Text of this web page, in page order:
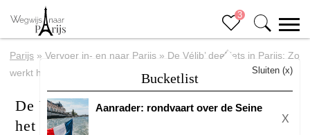
3
Bucketlist
Sluiten (x)
Aanrader: rondvaart over de Seine
X
Parijs » Vervoer in- en naar Parijs » De Vélib’ deelfiets in Parijs: Zo
werkt het
De Vélib’ deelfiets in Parijs: Zo werkt
het